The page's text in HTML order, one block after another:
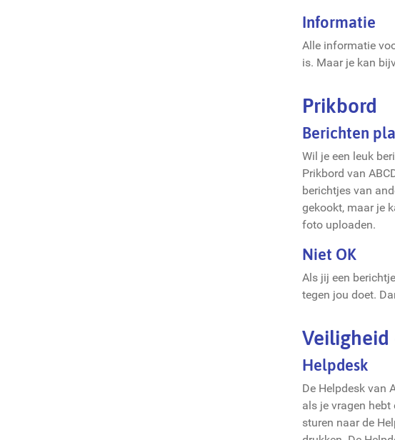
Informatie
Alle informatie
is. Maar je kan
Prikbord
Berichten
Wil je een leuk
Prikbord van
berichtjes van
gekookt, maar je
foto uploaden.
Niet OK
Als jij een
tegen jou doet.
Helpdesk
De Helpdesk van
als je vragen
sturen naar de